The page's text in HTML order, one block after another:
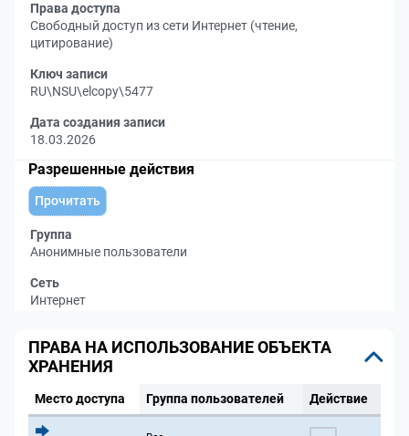
Права доступа
Свободный доступ из сети Интернет (чтение,
цитирование)
Ключ записи
RU\NSU\elcopy\5477
Дата создания записи
18.03.2026
Разрешенные действия
Прочитать
Группа
Анонимные пользователи
Сеть
Интернет
ПРАВА НА ИСПОЛЬЗОВАНИЕ ОБЪЕКТА
ХРАНЕНИЯ
Место доступа Группа пользователей Действие